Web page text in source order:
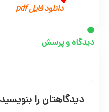
دانلود فایل pdf
دیدگاه و پرسش
دیدگاهتان را بنویسید